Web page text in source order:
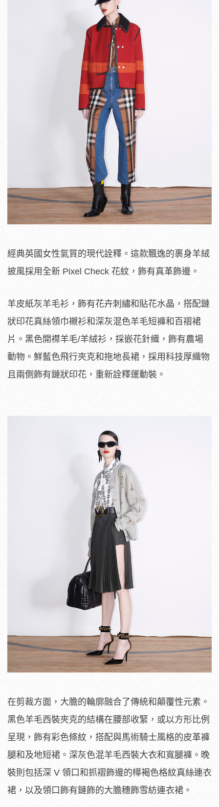
經典英國女性氣質的現代詮釋。這款飄逸的裹身羊絨
披風採用全新 Pixel Check 花紋，飾有真革飾邊。
羊皮紙灰羊毛衫，飾有花卉刺繡和貼花水晶，搭配鏈
狀印花真絲領巾襯衫和深灰混色羊毛短褲和百褶裙
片。黑色開襟羊毛/羊絨衫，採嵌花針織，飾有農場
動物。鮮藍色飛行夾克和拖地長裙，採用科技厚織物
且兩側飾有鏈狀印花，重新詮釋運動裝。
在剪裁方面，大膽的輪廓融合了傳統和顛覆性元素。
黑色羊毛西裝夾克的結構在腰部收緊，或以方形比例
呈現，飾有彩色條紋，搭配與馬術騎士風格的皮革褲
腿和及地短裙。深灰色混羊毛西裝大衣和寬腿褲。晚
裝則包括深 V 領口和抓褶飾邊的樺褐色格紋真絲連衣
裙，以及領口飾有鏈飾的大膽穗飾雪紡連衣裙。